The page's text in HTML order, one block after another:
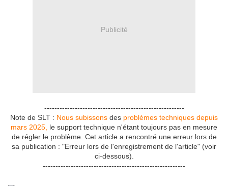
Publicité
-------------------------------------------------------
Note de SLT : Nous subissons des problèmes techniques depuis
mars 2025, le support technique n'étant toujours pas en mesure
de régler le problème. Cet article a rencontré une erreur lors de
sa publication : "Erreur lors de l'enregistrement de l'article" (voir
ci-dessous).
--------------------------------------------------------